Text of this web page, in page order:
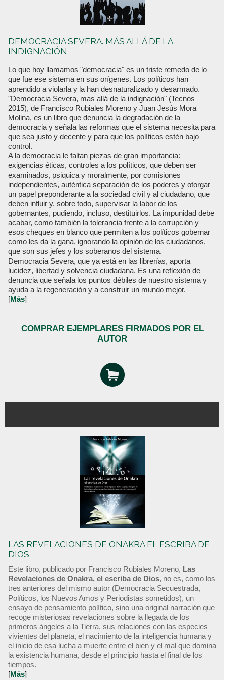
DEMOCRACIA SEVERA. MÁS ALLÁ DE LA
INDIGNACIÓN
Lo que hoy llamamos "democracia" es un triste remedo de lo
que fue ese sistema en sus orígenes. Los políticos han
aprendido a violarla y la han desnaturalizado y desarmado.
"Democracia Severa, mas allá de la indignación" (Tecnos
2015), de Francisco Rubiales Moreno y Juan Jesús Mora
Molina, es un libro que denuncia la degradación de la
democracia y señala las reformas que el sistema necesita para
que sea justo y decente y para que los políticos estén bajo
control.
A la democracia le faltan piezas de gran importancia:
exigencias éticas, controles a los políticos, que deben ser
examinados, psiquica y moralmente, por comisiones
independientes, auténtica separación de los poderes y otorgar
un papel preponderante a la sociedad civil y al ciudadano, que
deben influir y, sobre todo, supervisar la labor de los
gobernantes, pudiendo, incluso, destituirlos. La impunidad debe
acabar, como también la tolerancia frente a la corrupción y
esos cheques en blanco que permiten a los políticos gobernar
como les da la gana, ignorando la opinión de los ciudadanos,
que son sus jefes y los soberanos del sistema.
Democracia Severa, que ya está en las librerías, aporta
lucidez, libertad y solvencia ciudadana. Es una reflexión de
denuncia que señala los puntos débiles de nuestro sistema y
ayuda a la regeneración y a construir un mundo mejor.
[Más]
COMPRAR EJEMPLARES FIRMADOS POR EL
AUTOR
LAS REVELACIONES DE ONAKRA EL ESCRIBA DE
DIOS
Este libro, publicado por Francisco Rubiales Moreno, Las
Revelaciones de Onakra, el escriba de Dios, no es, como los
tres anteriores del mismo autor (Democracia Secuestrada,
Políticos, los Nuevos Amos y Periodistas sometidos), un
ensayo de pensamiento político, sino una original narración que
recoge misteriosas revelaciones sobre la llegada de los
primeros ángeles a la Tierra, sus relaciones con las especies
vivientes del planeta, el nacimiento de la inteligencia humana y
el inicio de esa lucha a muerte entre el bien y el mal que domina
la existencia humana, desde el principio hasta el final de los
tiempos.
[Más]